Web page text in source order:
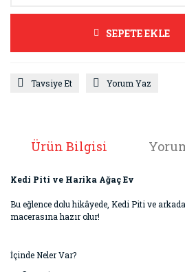
SEPETE EKLE
Tavsiye Et Yorum Yaz
Ürün Bilgisi
Kedi Piti ve Harika Ağaç Ev
Bu eğlence dolu hikâyede, Kedi Piti ve
macerasına hazır olur!
İçinde Neler Var?